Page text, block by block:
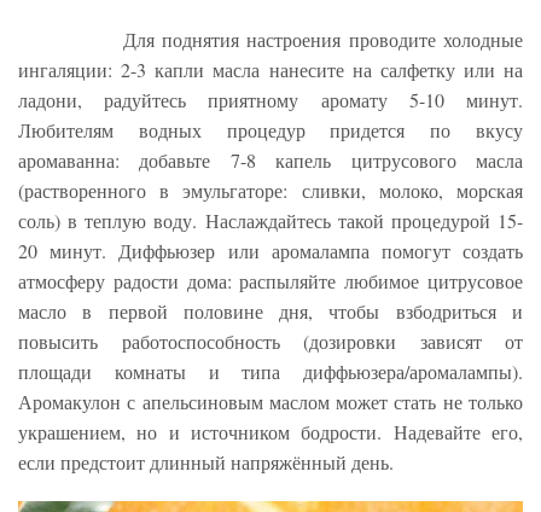
Для поднятия настроения проводите холодные
ингаляции: 2-3 капли масла нанесите на салфетку или на
ладони, радуйтесь приятному аромату 5-10 минут.
Любителям водных процедур придется по вкусу
аромаванна: добавьте 7-8 капель цитрусового масла
(растворенного в эмульгаторе: сливки, молоко, морская
соль) в теплую воду. Наслаждайтесь такой процедурой 15-
20 минут. Диффьюзер или аромалампа помогут создать
атмосферу радости дома: распыляйте любимое цитрусовое
масло в первой половине дня, чтобы взбодриться и
повысить работоспособность (дозировки зависят от
площади комнаты и типа диффьюзера/аромалампы).
Аромакулон с апельсиновым маслом может стать не только
украшением, но и источником бодрости. Надевайте его,
если предстоит длинный напряжённый день.